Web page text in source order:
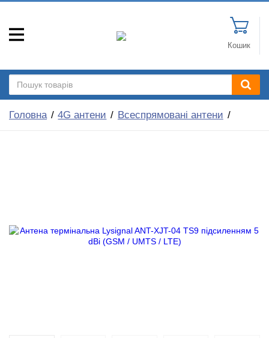
Кошик
Головна 4G антени Всеспрямовані антени